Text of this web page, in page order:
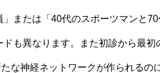
または「40代のスポーツマンと
も異なります。また初診から最初
な神経ネットワークが作られるの